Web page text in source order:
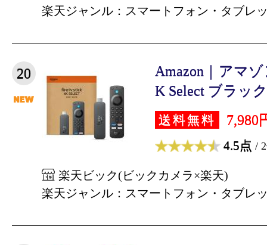
楽天ジャンル：スマートフォン・タブレ
20
Amazon｜アマ
K Select ブラッ
送料無料 7,980
4.5点 /
楽天ビック(ビックカメラ×楽天)
楽天ジャンル：スマートフォン・タブレ